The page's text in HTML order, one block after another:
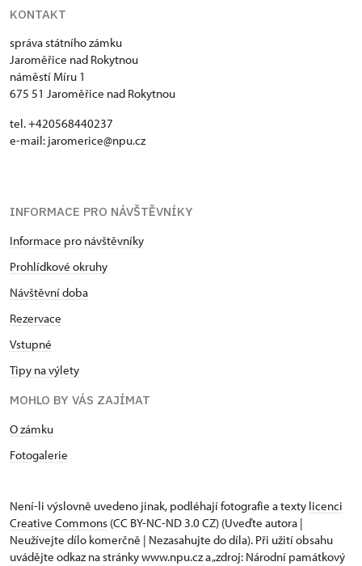
KONTAKT
správa státního zámku
Jaroměřice nad Rokytnou
náměstí Míru 1
675 51 Jaroměřice nad Rokytnou
tel. +420568440237
e-mail: jaromerice@npu.cz
INFORMACE PRO NÁVŠTĚVNÍKY
Informace pro návštěvníky
Prohlídkové okruhy
Návštěvní doba
Rezervace
Vstupné
Tipy na výlety
MOHLO BY VÁS ZAJÍMAT
O zámku
Fotogalerie
Není-li výslovně uvedeno jinak, podléhají fotografie a texty licenci
Creative Commons (CC BY-NC-ND 3.0 CZ) (Uveďte autora |
Neužívejte dílo komerčně | Nezasahujte do díla). Při užití obsahu
uvádějte odkaz na stránky www.npu.cz a „zdroj: Národní památkový